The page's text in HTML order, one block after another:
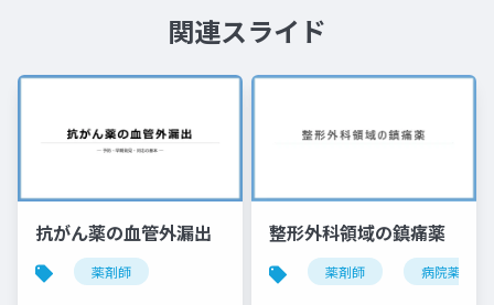
関連スライド
抗がん薬の血管外漏出
薬剤師
整形外科領域の鎮痛薬
薬剤師 病院薬剤師